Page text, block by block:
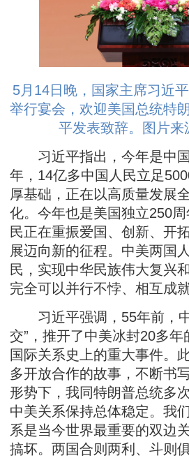
5月14日晚，国家主席习近
举行宴会，欢迎美国总统特
平发表致辞。图片来
习近平指出，今年是中国
年，14亿多中国人民立足
厚基础，正在以高质量发展
化。今年也是美国独立250
民正在重振爱国、创新、开
展迈向新的征程。中美两国
民，实现中华民族伟大复兴
完全可以并行不悖、相互成
习近平强调，55年前，中
交”，推开了中美冰封20多
国际关系史上的重大事件。
多开放合作的故事，不断书
形势下，我同特朗普总统多
中美关系保持总体稳定。我
系是当今世界最重要的双边
搞坏。两国合则两利、斗则